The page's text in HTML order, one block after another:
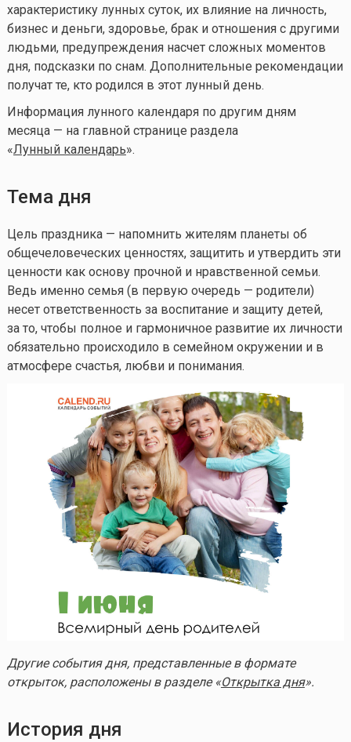
характеристику лунных суток, их влияние на личность,
бизнес и деньги, здоровье, брак и отношения с другими
людьми, предупреждения насчет сложных моментов
дня, подсказки по снам. Дополнительные рекомендации
получат те, кто родился в этот лунный день.
Информация лунного календаря по другим дням
месяца — на главной странице раздела
«Лунный календарь».
Тема дня
Цель праздника — напомнить жителям планеты об
общечеловеческих ценностях, защитить и утвердить эти
ценности как основу прочной и нравственной семьи.
Ведь именно семья (в первую очередь — родители)
несет ответственность за воспитание и защиту детей,
за то, чтобы полное и гармоничное развитие их личности
обязательно происходило в семейном окружении и в
атмосфере счастья, любви и понимания.
Другие события дня, представленные в формате
открыток, расположены в разделе «Открытка дня».
История дня